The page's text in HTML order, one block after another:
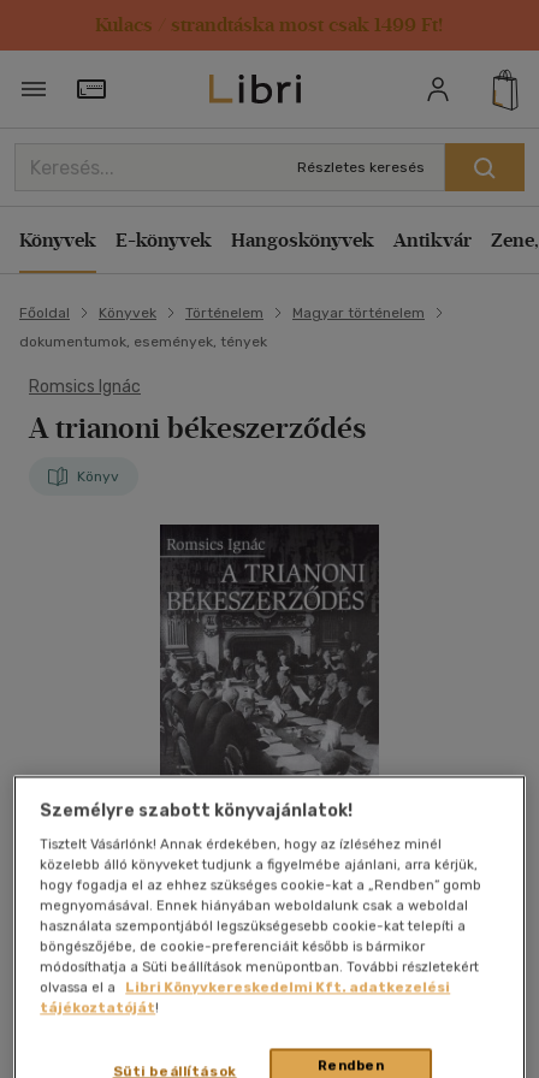
Kulacs / strandtáska most csak 1499 Ft!
Törzsvásárlói Kártya adatai
Részletes keresés
Könyvek E-könyvek Hangoskönyvek Antikvár
Főoldal Könyvek Történelem
Magyar történelem
dokumentumok, események, tények
Romsics Ignác
A trianoni békeszerződés
Könyv
Kívánságlistához adom Megosztom
Személyre szabott könyvajánlatok!
Tisztelt Vásárlónk! Annak érdekében, hogy az ízléséhez minél
közelebb álló könyveket tudjunk a figyelmébe ajánlani, arra kérjük,
hogy fogadja el az ehhez szükséges cookie-kat a „Rendben” gomb
megnyomásával. Ennek hiányában weboldalunk csak a weboldal
használata szempontjából legszükségesebb cookie-kat telepíti a
böngészőjébe, de cookie-preferenciáit később is bármikor
módosíthatja a Süti beállítások menüpontban. További részletekért
olvassa el a
Libri Könyvkereskedelmi Kft. adatkezelési
tájékoztatóját!
Rendben
Süti beállítások